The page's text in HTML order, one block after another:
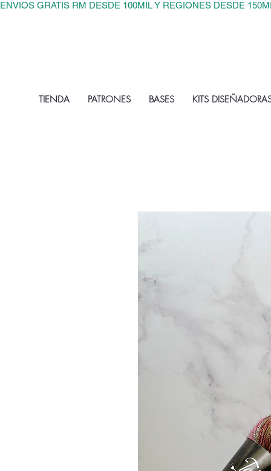
ENVIOS GRATIS RM DESDE 100MIL Y REGIONES DESDE
TIENDA PATRONES BASES KITS